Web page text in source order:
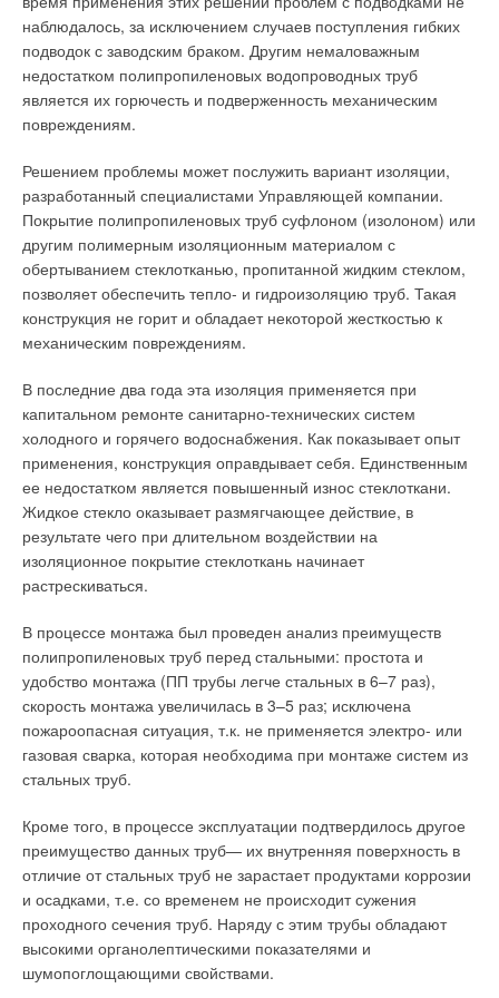
наблюдалось, за исключением случаев поступления гибких
подводок с заводским браком. Другим немаловажным
недостатком полипропиленовых водопроводных труб
является их горючесть и подверженность механическим
повреждениям.
Решением проблемы может послужить вариант изоляции,
разработанный специалистами Управляющей компании.
Покрытие полипропиленовых труб суфлоном (изолоном) или
другим полимерным изоляционным материалом с
обертыванием стеклотканью, пропитанной жидким стеклом,
позволяет обеспечить тепло- и гидроизоляцию труб. Такая
конструкция не горит и обладает некоторой жесткостью к
механическим повреждениям.
В последние два года эта изоляция применяется при
капитальном ремонте санитарно-технических систем
холодного и горячего водоснабжения. Как показывает опыт
применения, конструкция оправдывает себя. Единственным
ее недостатком является повышенный износ стеклоткани.
Жидкое стекло оказывает размягчающее действие, в
результате чего при длительном воздействии на
изоляционное покрытие стеклоткань начинает
растрескиваться.
В процессе монтажа был проведен анализ преимуществ
полипропиленовых труб перед стальными: простота и
удобство монтажа (ПП трубы легче стальных в 6–7 раз),
скорость монтажа увеличилась в 3–5 раз; исключена
пожароопасная ситуация, т.к. не применяется электро- или
газовая сварка, которая необходима при монтаже систем из
стальных труб.
Кроме того, в процессе эксплуатации подтвердилось другое
преимущество данных труб— их внутренняя поверхность в
отличие от стальных труб не зарастает продуктами коррозии
и осадками, т.е. со временем не происходит сужения
проходного сечения труб. Наряду с этим трубы обладают
высокими органолептическими показателями и
шумопоглощающими свойствами.
ЖУРНАЛ СОК ИЮНЬ 2026
Комментарии
В этой теме еще нет комментариев
Добавить комментарий
Ваш E-mail *
Текст комментария
значительно упрощает их техническое обслуживание;
посылаемый в помещение воздух не превышает
нормативных требований по снижению влажности и
вентиляции помещения;
благодаря модульной панели обеспечивается гибкость в
смене распределения кондиционирования помещений;
обслуживать как внутренние, так и периферийные
зоны.Внутри помещения на поверхностях отсутствует
влажность, что значительно уменьшает риск
бактериального заражения;
полное отсутствие какого-либо шума;
пиковые скачки значительно уменьшены благодаря
тепловой энергии, которая аккумулируется в панели,
стенах и перегородках;
потолочные панели могут совмещаться с другими
Области применения
Офисы — потолочные металлизированные панели в
системе кондиционирования с пониженной инерцией
устанавливаются в непосредственной близости к местам,
где воздух рассеивается. Подача как теплого, так и
холодного воздуха осуществляется в соответствии с
заданным режимом использования. Система, как
правило, представляет собой ряд установленных колонн,
которая, в свою очередь, обеспечивает распределение
воздуха по зонам или отдельным офисным местам.
Регулировка воздушного потока возможна как в целом по
офису, так и в отдельных зонах с помощью
гидравлической части системы.
Жилые помещения и гостиницы. Для этой категории
зданий предпочтительны по эстетике и функциональному
назначению потолочные панели из гипсокартона.
обеспечивается сетью воздушных каналов, которые
обрабатывают первоначальный воздушный поток и
гарантируют запланированную подачу воздуха.
Больницы, поликлиники. Для пациентов и посетителей
медицинских центров потолочное кондиционирование
считается наиболее правильным, поскольку такая
система гарантирует максимальный комфорт,
минимальную возможность для распространения
надежность, долговечность, эффективность и экологичность
по ценам, доступным для самого широкого круга заказчиков.
и природный газ
ЖУРНАЛ СОК ОКТЯБРЬ 2020
→
История создания настенных газовых котлов. Создание
первых проточных газовых нагревателей и котлов
ЖУРНАЛ СОК СЕНТЯБРЬ 2020
→
Новинка 2020: современный настенный котел Buderus
ЖУРНАЛ СОК АПРЕЛЬ 2020
→
Обзор газового конденсационного котла Buderus Logano
ЖУРНАЛ СОК ДЕКАБРЬ 2019
отопительными газовыми котлами Bosch
ЖУРНАЛ СОК АВГУСТ 2019
Уведомления отключены
Комментарии
В этой теме еще нет комментариев
Добавить комментарий
Ваше имя *
Ваш E-mail *
Текст комментария